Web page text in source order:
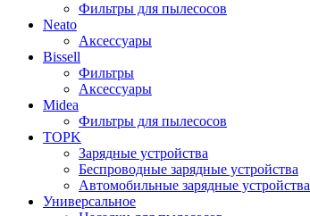
Фильтры для пылесосов
Neato
Аксессуары
Bissell
Фильтры
Аксессуары
Midea
Фильтры для пылесосов
TOPK
Зарядные устройства
Беспроводные зарядные устройства
Автомобильные зарядные устройства
Универсальное